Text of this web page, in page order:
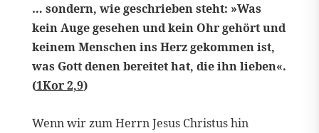
… sondern, wie geschrieben steht: »Was
kein Auge gesehen und kein Ohr gehört und
keinem Menschen ins Herz gekommen ist,
was Gott denen bereitet hat, die ihn lieben«.
(1Kor 2,9)
Wenn wir zum Herrn Jesus Christus hin